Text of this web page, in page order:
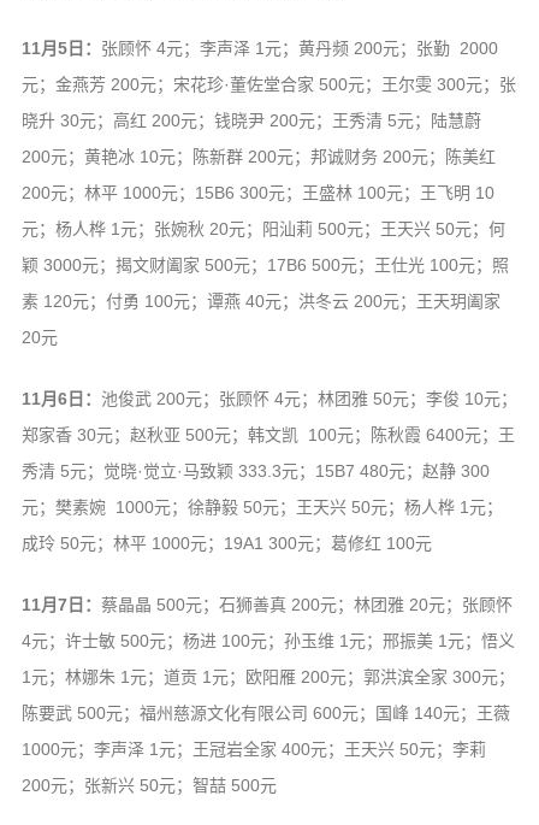
11月5日： 张顾怀 4元；李声泽 1元；黄丹频 200元；张勤 2000
元；金燕芳 200元；宋花珍·董佐堂合家 500元；王尔雯 300元；张
晓升 30元；高红 200元；钱晓尹 200元；王秀清 5元；陆慧蔚
200元；黄艳冰 10元；陈新群 200元；邦诚财务 200元；陈美红
200元；林平 1000元；15B6 300元；王盛林 100元；王飞明 10
元；杨人桦 1元；张婉秋 20元；阳汕莉 500元；王天兴 50元；何
颖 3000元；揭文财阖家 500元；17B6 500元；王仕光 100元；照
素 120元；付勇 100元；谭燕 40元；洪冬云 200元；王天玥阖家
20元
11月6日： 池俊武 200元；张顾怀 4元；林团雅 50元；李俊 10元；
郑家香 30元；赵秋亚 500元；韩文凯 100元；陈秋霞 6400元；王
秀清 5元；觉晓·觉立·马致颖 333.3元；15B7 480元；赵静 300
元；樊素婉 1000元；徐静毅 50元；王天兴 50元；杨人桦 1元；
成玲 50元；林平 1000元；19A1 300元；葛修红 100元
11月7日： 蔡晶晶 500元；石狮善真 200元；林团雅 20元；张顾怀
4元；许士敏 500元；杨进 100元；孙玉维 1元；邢振美 1元；悟义
1元；林娜朱 1元；道贡 1元；欧阳雁 200元；郭洪滨全家 300元；
陈要武 500元；福州慈源文化有限公司 600元；国峰 140元；王薇
1000元；李声泽 1元；王冠岩全家 400元；王天兴 50元；李莉
200元；张新兴 50元；智喆 500元